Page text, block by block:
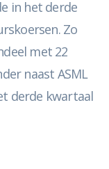
in het derde
Zo
met 22
naast ASML
derde kwartaal